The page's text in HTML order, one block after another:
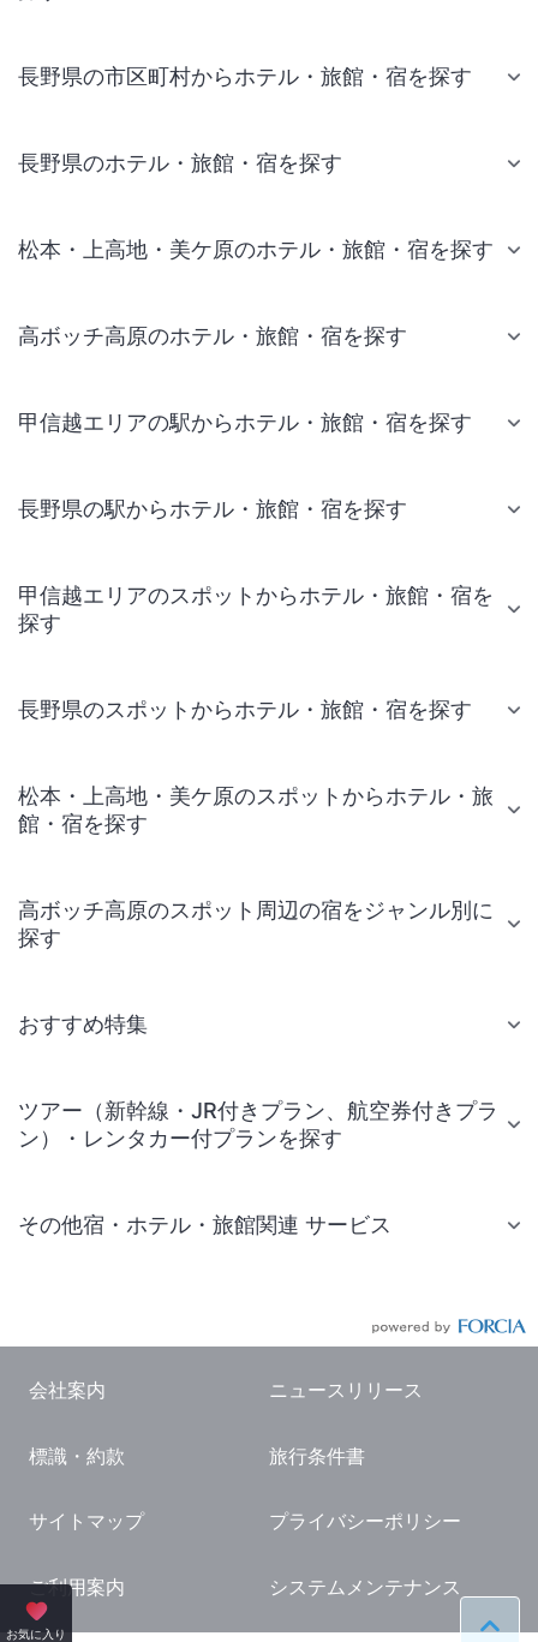
お気に入り ペー
長野県の市区町村からホテル・旅館・宿を探す
長野県のホテル・旅館・宿を探す
松本・上高地・美ケ原のホテル・旅館・宿を探す
高ボッチ高原のホテル・旅館・宿を探す
甲信越エリアの駅からホテル・旅館・宿を探す
長野県の駅からホテル・旅館・宿を探す
甲信越エリアのスポットからホテル・旅館・宿を
探す
長野県のスポットからホテル・旅館・宿を探す
松本・上高地・美ケ原のスポットからホテル・旅
館・宿を探す
高ボッチ高原のスポット周辺の宿をジャンル別に
探す
おすすめ特集
ツアー（新幹線・JR付きプラン、航空券付きプラ
ン）・レンタカー付プランを探す
その他宿・ホテル・旅館関連 サービス
国内観光ガイド
旅行・観光情報
会社案内 ニュースリリース
標識・約款 旅行条件書
サイトマップ プライバシーポリシー
ご利用案内 システムメンテナンス